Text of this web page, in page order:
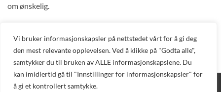
Vi bruker informasjonskapsler på nettstedet vårt for å gi deg
den mest relevante opplevelsen. Ved å klikke på "Godta alle",
samtykker du til bruken av ALLE informasjonskapslene. Du
kan imidlertid gå til "Innstillinger for informasjonskapsler" for
å gi et kontrollert samtykke.
om ønskelig.
PRODUKTER
BLOGG DIREKTE BESTILLING